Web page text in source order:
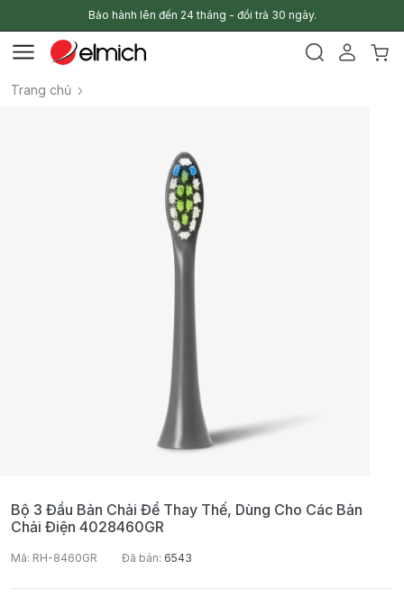
Bảo hành lên đến 24 tháng - đổi trả 30 ngày.
Trang chủ
Bộ 3 Đầu Bản Chải Để Thay Thế, Dùng Cho Các Bản
Chải Điện 4028460GR
Mã: RH-8460GR Đã bán: 6543